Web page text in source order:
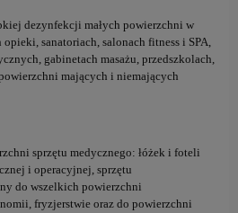
dezynfekcji małych powierzchni w
sanatoriach, salonach fitness i SPA,
gabinetach masażu, przedszkolach,
mających i niemających
sprzętu medycznego: łóżek i foteli
i operacyjnej, sprzętu
do wszelkich powierzchni
fryzjerstwie oraz do powierzchni